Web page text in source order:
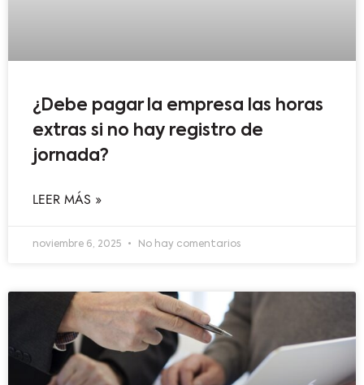
¿Debe pagar la empresa las horas
extras si no hay registro de
jornada?
LEER MÁS »
noviembre 6, 2025 No hay comentarios